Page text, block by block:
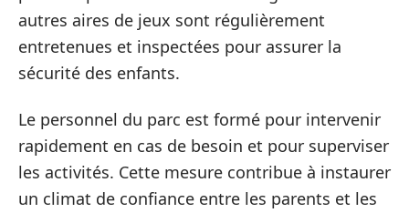
autres aires de jeux sont régulièrement
entretenues et inspectées pour assurer la
sécurité des enfants.
Le personnel du parc est formé pour intervenir
rapidement en cas de besoin et pour superviser
les activités. Cette mesure contribue à instaurer
un climat de confiance entre les parents et les